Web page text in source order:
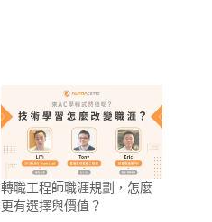
轉職工程師職涯規劃，怎麼
更有選擇與價值？